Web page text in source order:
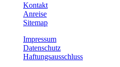
Kontakt
Anreise
Sitemap
Impressum
Datenschutz
Haftungsausschluss